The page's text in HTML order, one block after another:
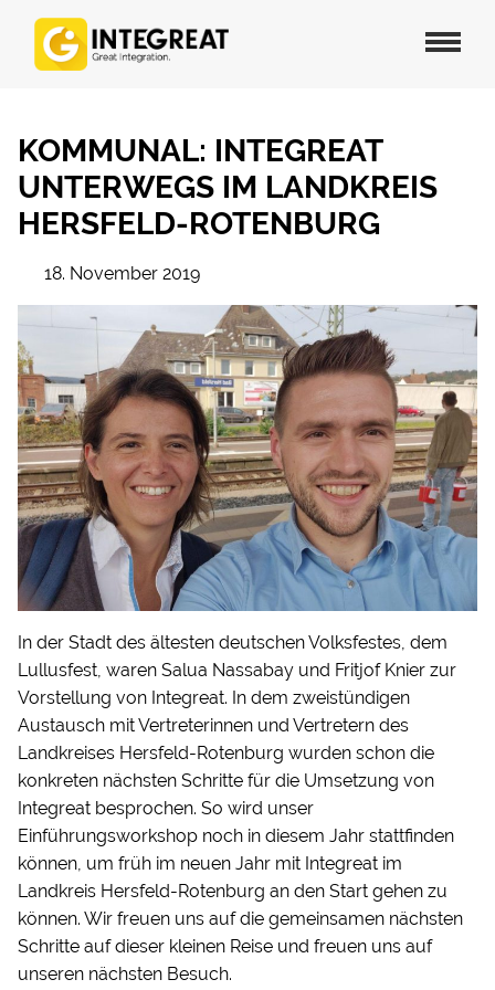
KOMMUNAL: INTEGREAT
UNTERWEGS IM LANDKREIS
HERSFELD-ROTENBURG
18. November 2019
In der Stadt des ältesten deutschen Volksfestes, dem
Lullusfest, waren Salua Nassabay und Fritjof Knier zur
Vorstellung von Integreat. In dem zweistündigen
Austausch mit Vertreterinnen und Vertretern des
Landkreises Hersfeld-Rotenburg wurden schon die
konkreten nächsten Schritte für die Umsetzung von
Integreat besprochen. So wird unser
Einführungsworkshop noch in diesem Jahr stattfinden
können, um früh im neuen Jahr mit Integreat im
Landkreis Hersfeld-Rotenburg an den Start gehen zu
können. Wir freuen uns auf die gemeinsamen nächsten
Schritte auf dieser kleinen Reise und freuen uns auf
unseren nächsten Besuch.